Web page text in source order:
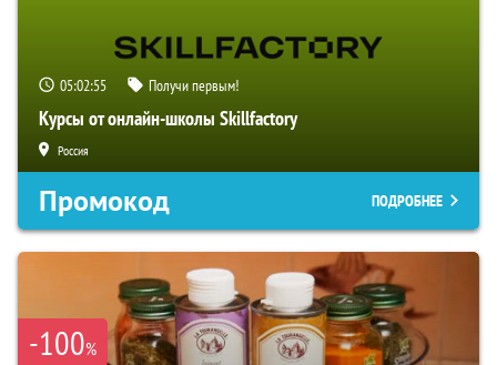
05:02:54 Получи первым!
Курсы от онлайн-школы Skillfactory
Россия
Промокод ПОДРОБНЕЕ
-100%